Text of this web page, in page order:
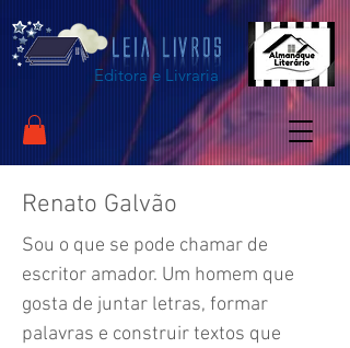
Editora e Livraria
Renato Galvão
Sou o que se pode chamar de
escritor amador. Um homem que
gosta de juntar letras, formar
palavras e construir textos que